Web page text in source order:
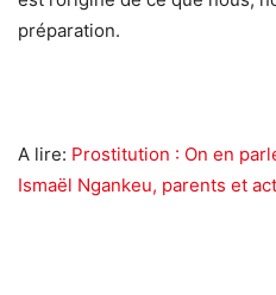
préparation.
A lire: Prostitution : On en
Ismaël Ngankeu, parents et